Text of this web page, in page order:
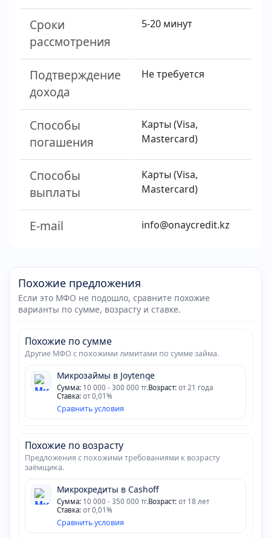
Сроки
рассмотрения
5-20 минут
Подтверждение
дохода
Не требуется
Способы
погашения
Карты (Visa,
Mastercard)
Способы
выплаты
Карты (Visa,
Mastercard)
E-mail info@onaycredit.kz
Похожие предложения
Если это МФО не подошло, сравните похожие
варианты по сумме, возрасту и ставке.
Похожие по сумме
Другие МФО с похожими лимитами по сумме займа.
Микрозаймы в Joytenge
Сумма: 10 000 - 300 000 тг.Возраст: от 21 года
Ставка: от 0,01%
Сравнить условия
Похожие по возрасту
Предложения с похожими требованиями к возрасту
заёмщика.
Микрокредиты в Cashoff
Сумма: 10 000 - 350 000 тг.Возраст: от 18 лет
Ставка: от 0,01%
Сравнить условия